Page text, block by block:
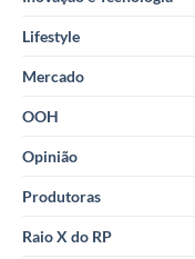
Lifestyle
Mercado
OOH
Opinião
Produtoras
Raio X do RP